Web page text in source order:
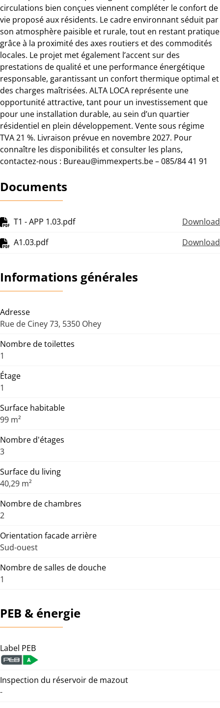
circulations bien conçues viennent compléter le confort de
vie proposé aux résidents. Le cadre environnant séduit par
son atmosphère paisible et rurale, tout en restant pratique
grâce à la proximité des axes routiers et des commodités
locales. Le projet met également l’accent sur des
prestations de qualité et une performance énergétique
responsable, garantissant un confort thermique optimal et
des charges maîtrisées. ALTA LOCA représente une
opportunité attractive, tant pour un investissement que
pour une installation durable, au sein d’un quartier
résidentiel en plein développement. Vente sous régime
TVA 21 %. Livraison prévue en novembre 2027. Pour
connaître les disponibilités et consulter les plans,
contactez-nous : Bureau@immexperts.be – 085/84 41 91
Documents
T1 - APP 1.03.pdf
Download
A1.03.pdf
Download
Informations générales
Adresse
Rue de Ciney 73, 5350 Ohey
Nombre de toilettes
1
Étage
1
Surface habitable
99 m²
Nombre d'étages
3
Surface du living
40,29 m²
Nombre de chambres
2
Orientation facade arrière
Sud-ouest
Nombre de salles de douche
1
PEB & énergie
Label PEB
Inspection du réservoir de mazout
-